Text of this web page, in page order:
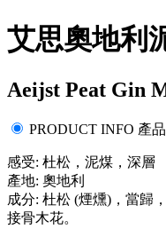
艾思奧地利
Aeijst Peat Gin
PRODUCT INFO 產
感受: 杜松，泥煤，深層
產地: 奧地利
成分: 杜松 (煙燻)，當歸
接骨木花。